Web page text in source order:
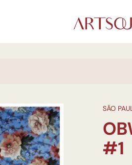
SÃO
#1